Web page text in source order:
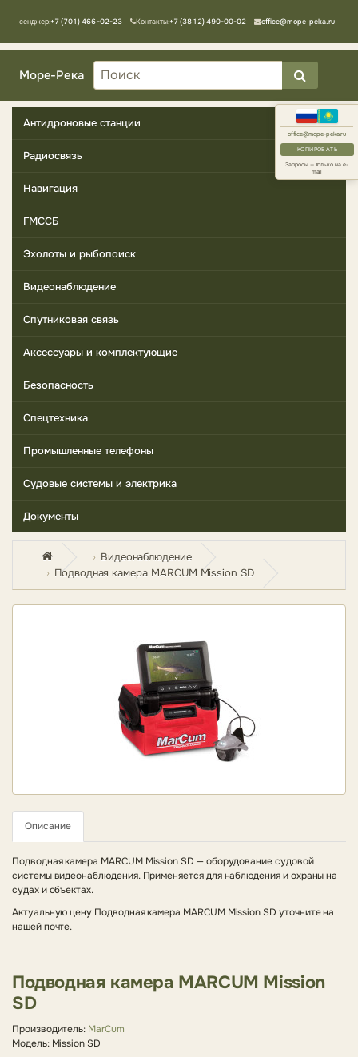
office@mope-peka.ru
КОПИРОВАТЬ
Запросы — только на e-
mail
Мессенджер:+7 (701) 466-02-23 Контакты:+7 (3812) 490-00-02 office@mope-peka.ru
Море-Река
Антидроновые станции
Радиосвязь
Навигация
ГМССБ
Эхолоты и рыбопоиск
Видеонаблюдение
Спутниковая связь
Аксессуары и комплектующие
Безопасность
Спецтехника
Промышленные телефоны
Судовые системы и электрика
Документы
Видеонаблюдение
Подводная камера MARCUM Mission SD
Описание
Подводная камера MARCUM Mission SD — оборудование судовой
системы видеонаблюдения. Применяется для наблюдения и охраны на
судах и объектах.
Актуальную цену Подводная камера MARCUM Mission SD уточните на
нашей почте.
Подводная камера MARCUM Mission
SD
Производитель: MarCum
Модель: Mission SD